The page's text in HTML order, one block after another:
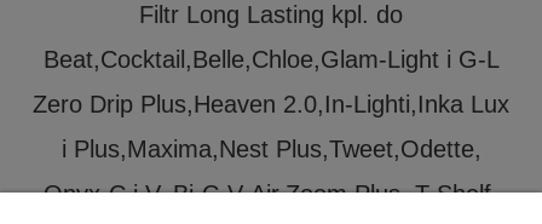
Filtr Long Lasting kpl. do
Beat,Cocktail,Belle,Chloe,Glam-Light i G-L
Zero Drip Plus,Heaven 2.0,In-Lighti,Inka Lux
i Plus,Maxima,Nest Plus,Tweet,Odette,
Onyx-C i V, Bi-C-V-Air,Zoom Plus, T-Shelf,